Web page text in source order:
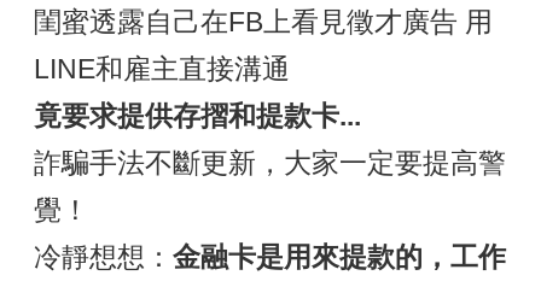
閨蜜透露自己在FB上看見徵才廣告 用
LINE和雇主直接溝通
竟要求提供存摺和提款卡...
詐騙手法不斷更新，大家一定要提高警
覺！
冷靜想想： 金融卡是用來提款的，工作